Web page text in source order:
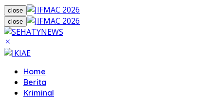
close
close
Home
Berita
Kriminal